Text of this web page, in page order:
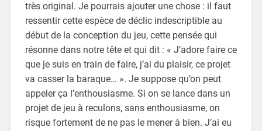
très original. Je pourrais ajouter une chose : il faut
ressentir cette espèce de déclic indescriptible au
début de la conception du jeu, cette pensée qui
résonne dans notre tête et qui dit : « J’adore faire ce
que je suis en train de faire, j’ai du plaisir, ce projet
va casser la baraque… ». Je suppose qu’on peut
appeler ça l’enthousiasme. Si on se lance dans un
projet de jeu à reculons, sans enthousiasme, on
risque fortement de ne pas le mener à bien. J’ai eu